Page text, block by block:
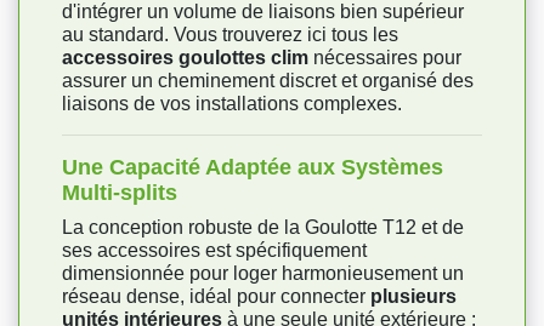
d'intégrer un volume de liaisons bien supérieur
au standard. Vous trouverez ici tous les
accessoires goulottes clim nécessaires pour
assurer un cheminement discret et organisé des
liaisons de vos installations complexes.
Une Capacité Adaptée aux Systèmes
Multi-splits
La conception robuste de la Goulotte T12 et de
ses accessoires est spécifiquement
dimensionnée pour loger harmonieusement un
réseau dense, idéal pour connecter plusieurs
unités intérieures à une seule unité extérieure :